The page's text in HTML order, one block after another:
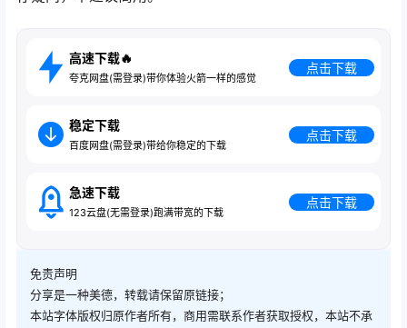
高速下载🔥
夸克网盘(需登录)带你体验火箭一样的感觉
点击下载
稳定下载
百度网盘(需登录)带给你稳定的下载
点击下载
急速下载
123云盘(无需登录)跑满带宽的下载
点击下载
免责声明
分享是一种美德，转载请保留原链接；
本站字体版权归原作者所有，商用需联系作者获取授权，本站不承